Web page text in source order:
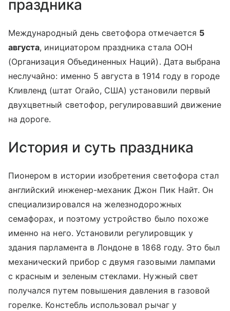
праздника
Международный день светофора отмечается 5
августа, инициатором праздника стала ООН
(Организация Объединенных Наций). Дата выбрана
неслучайно: именно 5 августа в 1914 году в городе
Кливленд (штат Огайо, США) установили первый
двухцветный светофор, регулировавший движение
на дороге.
История и суть праздника
Пионером в истории изобретения светофора стал
английский инженер-механик Джон Пик Найт. Он
специализировался на железнодорожных
семафорах, и поэтому устройство было похоже
именно на него. Установили регулировщик у
здания парламента в Лондоне в 1868 году. Это был
механический прибор с двумя газовыми лампами
с красным и зеленым стеклами. Нужный свет
получался путем повышения давления в газовой
горелке. Констебль использовал рычаг у